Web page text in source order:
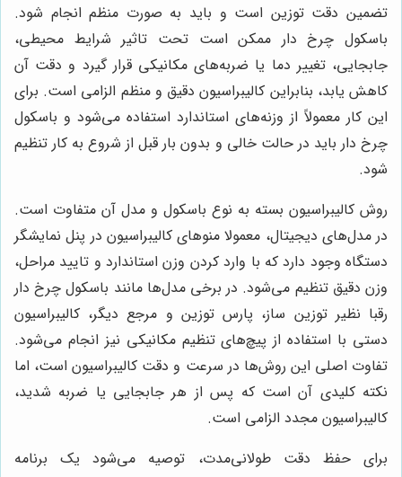
تضمین دقت توزین است و باید به صورت منظم انجام شود.
باسکول چرخ دار ممکن است تحت تاثیر شرایط محیطی،
جابجایی، تغییر دما یا ضربه‌های مکانیکی قرار گیرد و دقت آن
کاهش یابد، بنابراین کالیبراسیون دقیق و منظم الزامی است. برای
این کار معمولاً از وزنه‌های استاندارد استفاده می‌شود و باسکول
چرخ دار باید در حالت خالی و بدون بار قبل از شروع به کار تنظیم
شود.
روش کالیبراسیون بسته به نوع باسکول و مدل آن متفاوت است.
در مدل‌های دیجیتال، معمولا منوهای کالیبراسیون در پنل نمایشگر
دستگاه وجود دارد که با وارد کردن وزن استاندارد و تایید مراحل،
وزن دقیق تنظیم می‌شود. در برخی مدل‌ها مانند باسکول چرخ دار
رقبا نظیر توزین ساز، پارس توزین و مرجع دیگر، کالیبراسیون
دستی با استفاده از پیچ‌های تنظیم مکانیکی نیز انجام می‌شود.
تفاوت اصلی این روش‌ها در سرعت و دقت کالیبراسیون است، اما
نکته کلیدی آن است که پس از هر جابجایی یا ضربه شدید،
کالیبراسیون مجدد الزامی است.
برای حفظ دقت طولانی‌مدت، توصیه می‌شود یک برنامه